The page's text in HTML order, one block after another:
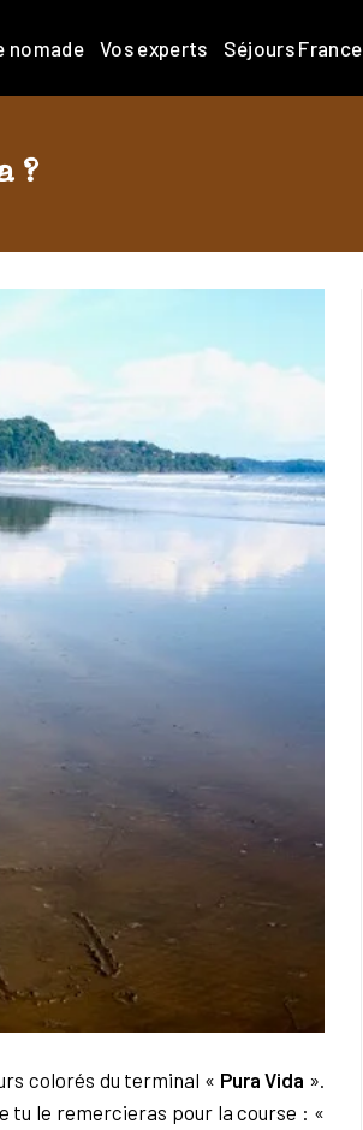
nomade Vos experts Séjours France
?
colorés du terminal « Pura Vida ».
tu le remercieras pour la course : «